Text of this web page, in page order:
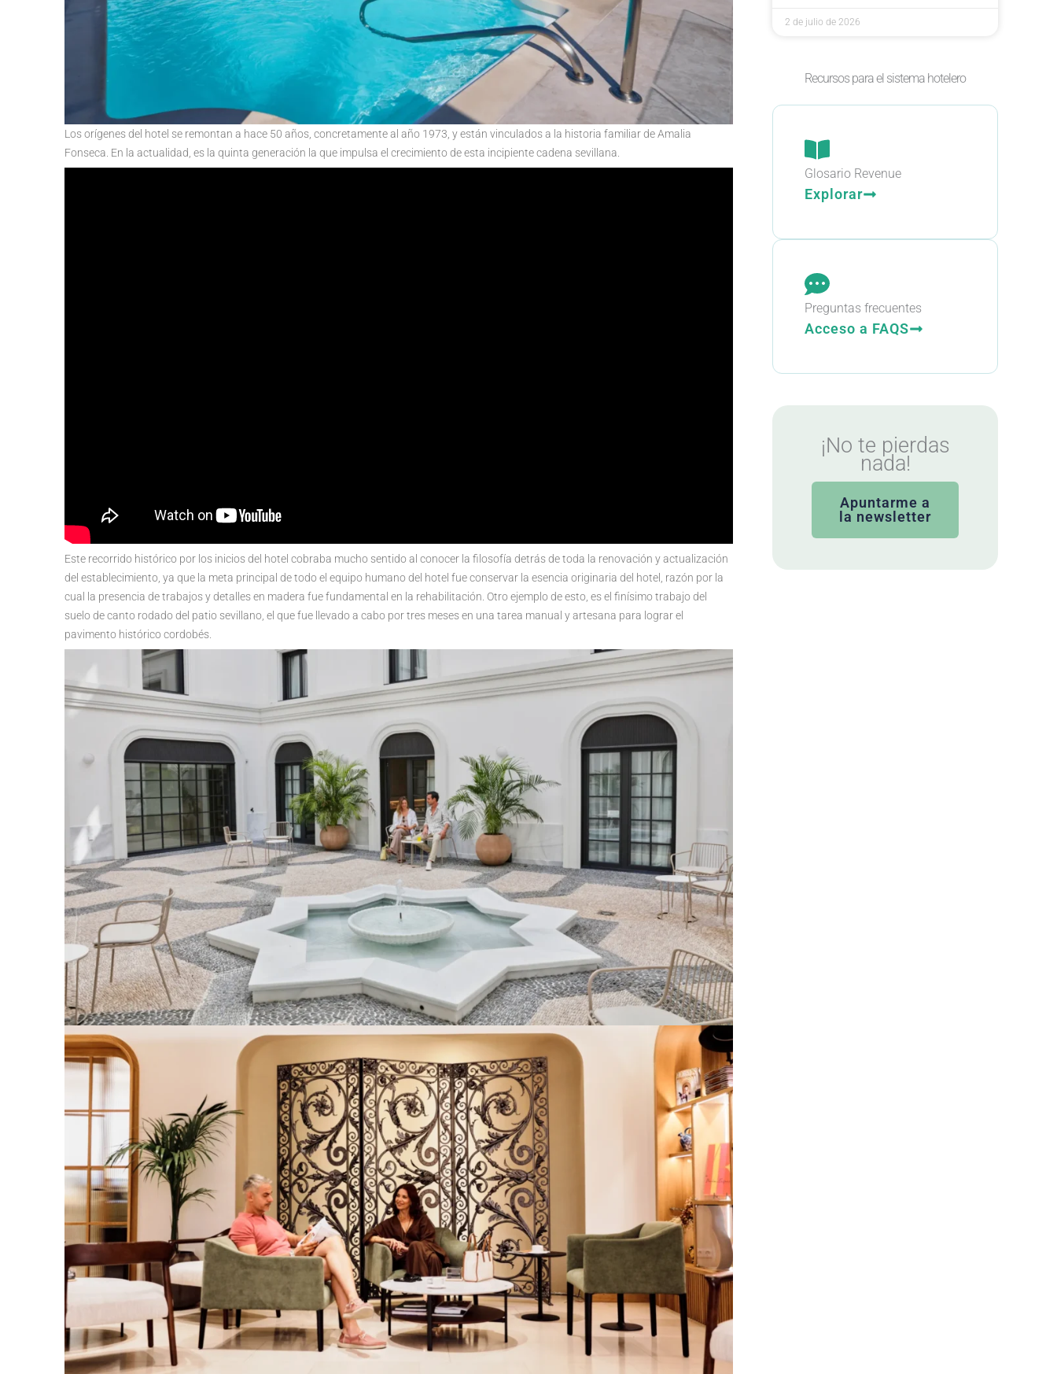
Los orígenes del hotel se remontan a hace 50 años, concretamente al año 1973, y están vinculados a la historia familiar de Amalia
Fonseca. En la actualidad, es la quinta generación la que impulsa el crecimiento de esta incipiente cadena sevillana.
Este recorrido histórico por los inicios del hotel cobraba mucho sentido al conocer la filosofía detrás de toda la renovación y actualización
del establecimiento, ya que la meta principal de todo el equipo humano del hotel fue conservar la esencia originaria del hotel, razón por la
cual la presencia de trabajos y detalles en madera fue fundamental en la rehabilitación. Otro ejemplo de esto, es el finísimo trabajo del
suelo de canto rodado del patio sevillano, el que fue llevado a cabo por tres meses en una tarea manual y artesana para lograr el
pavimento histórico cordobés.
2 de julio de 2026
Recursos para el sistema hotelero
Glosario Revenue
Explorar
Preguntas frecuentes
Acceso a FAQS
¡No te pierdas
nada!
Apuntarme a
la newsletter